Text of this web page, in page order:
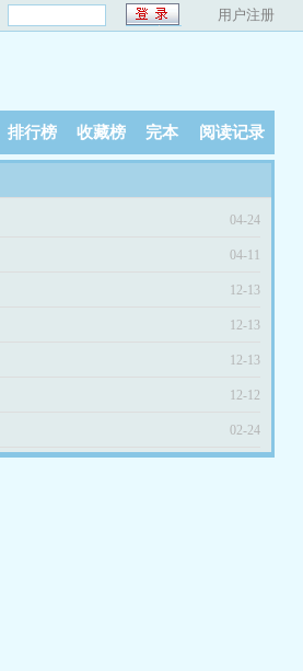
用户注册
排行榜 收藏榜 完本 阅读记录
04-24
04-11
12-13
12-13
12-13
12-12
02-24